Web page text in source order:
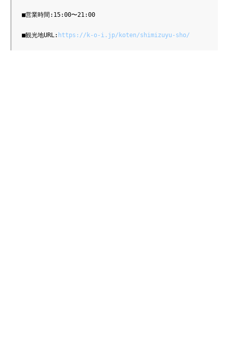
■営業時間:15:00〜21:00
■観光地URL: https://k-o-i.jp/koten/shimizuyu-sho/